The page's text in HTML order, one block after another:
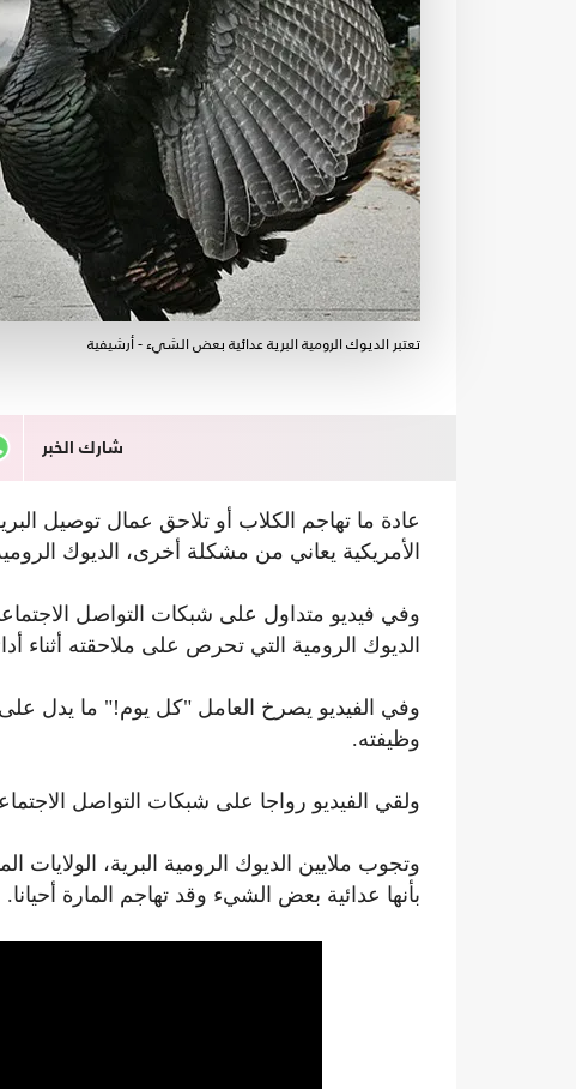
تعتبر الديوك الرومية البرية عدائية بعض الشيء - أرشيفية
شارك الخبر
عادة ما تهاجم الكلاب أو تلاحق عمال توصيل
الأمريكية يعاني من مشكلة أخرى، الديوك
وفي فيديو متداول على شبكات التواصل
الديوك الرومية التي تحرص على ملاحقته أثناء
وفي الفيديو يصرخ العامل "كل يوم!" ما يدل على
وظيفته.
ولقي الفيديو رواجا على شبكات التواصل
وتجوب ملايين الديوك الرومية البرية، الولايات
بأنها عدائية بعض الشيء وقد تهاجم المارة أحيانا.